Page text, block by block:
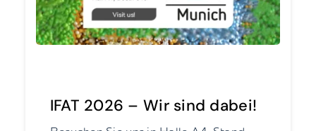
IFAT 2026 – Wir sind dabei!